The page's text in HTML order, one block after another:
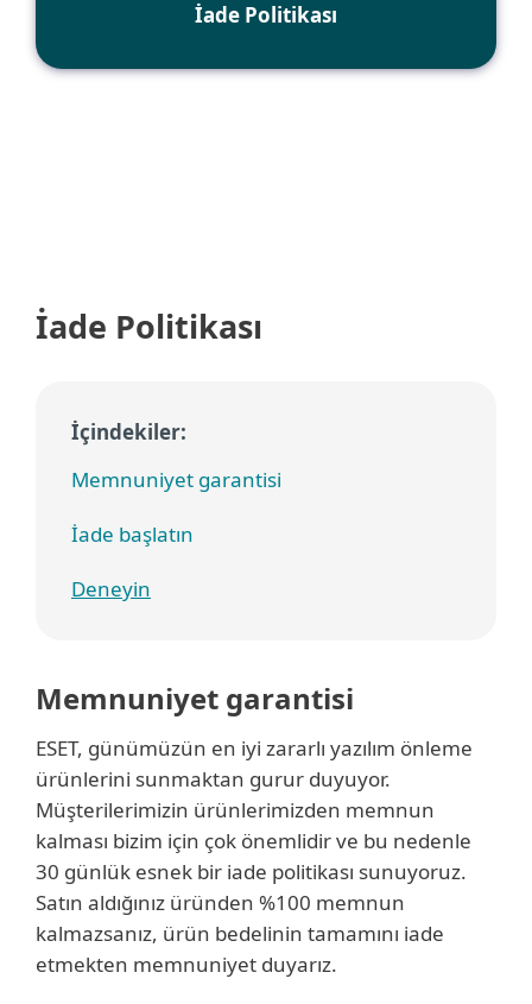
İade Politikası
İade Politikası
İçindekiler:
Memnuniyet garantisi
İade başlatın
Deneyin
Memnuniyet garantisi
ESET, günümüzün en iyi zararlı yazılım önleme
ürünlerini sunmaktan gurur duyuyor.
Müşterilerimizin ürünlerimizden memnun
kalması bizim için çok önemlidir ve bu nedenle
30 günlük esnek bir iade politikası sunuyoruz.
Satın aldığınız üründen %100 memnun
kalmazsanız, ürün bedelinin tamamını iade
etmekten memnuniyet duyarız.